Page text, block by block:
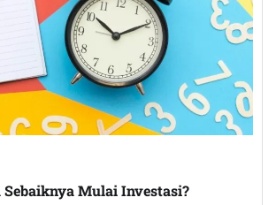
Sebaiknya Mulai Investasi?